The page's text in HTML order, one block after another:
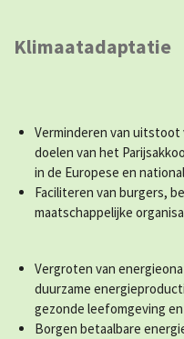
Klimaatadaptatie
Verminderen van uitstoot
doelen van het
in de Europese en
Faciliteren van burgers,
maatschappelijke
Vergroten van
duurzame
gezonde leefomgeving
Borgen betaalbare